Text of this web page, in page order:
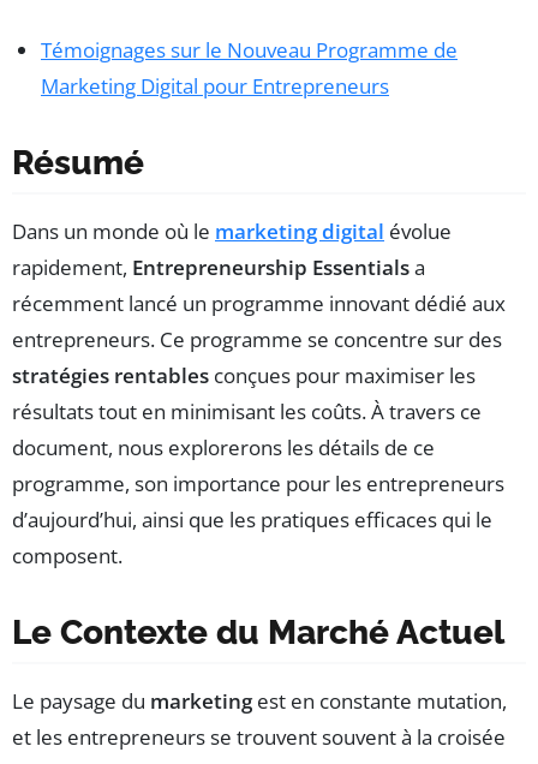
Témoignages sur le Nouveau Programme de
Marketing Digital pour Entrepreneurs
Résumé
Dans un monde où le marketing digital évolue
rapidement, Entrepreneurship Essentialsa
récemment lancé un programme innovant dédié aux
entrepreneurs. Ce programme se concentre sur des
stratégies rentables conçues pour maximiser les
résultats tout en minimisant les coûts. À travers ce
document, nous explorerons les détails de ce
programme, son importance pour les entrepreneurs
d’aujourd’hui, ainsi que les pratiques efficaces qui le
composent.
Le Contexte du Marché Actuel
Le paysage du marketingest en constante mutation,
et les entrepreneurs se trouvent souvent à la croisée